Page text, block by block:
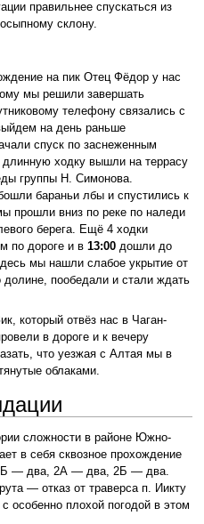
правильнее спускаться из
склону.
на пик Отец Фёдор у нас
мы решили завершать
телефону связались с
на день раньше
спуск по заснеженным
ходку вышли на террасу
группы Н. Симонова.
бараньи лбы и спустились к
прошли вниз по реке по наледи
берега. Ещё 4 ходки
по дороге и в 13:00дошли до
мы нашли слабое укрытие от
долине, пообедали и стали ждать
который отвёз нас в Чаган-
в дороге и к вечеру
что уезжая с Алтая мы в
облаками.
сложности в районе Южно-
в себя сквозное прохождение
1Б — два, 2А — два, 2Б — два.
— отказ от траверса п. Иикту
плохой погодой в этом